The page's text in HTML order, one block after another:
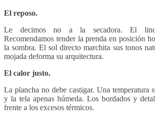
El reposo.
Le decimos no a la secadora. El lino
Recomendamos tender la prenda en posición
la sombra. El sol directo marchita sus tonos
mojada deforma su arquitectura.
El calor justo.
La plancha no debe castigar. Una temperatura
y la tela apenas húmeda. Los bordados y
frente a los excesos térmicos.